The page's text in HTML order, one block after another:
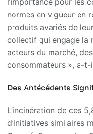
normes en vigueur en
produits avariés de
collectif qui engage la
acteurs du marché,
consommateurs », a-t-
Des Antécédents
L’incinération de ces
d’initiatives similaires